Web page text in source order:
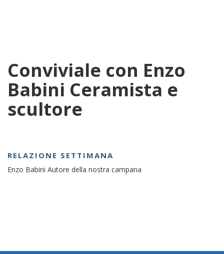
Conviviale con Enzo
Babini Ceramista e
scultore
RELAZIONE SETTIMANA
Enzo Babini Autore della nostra campana